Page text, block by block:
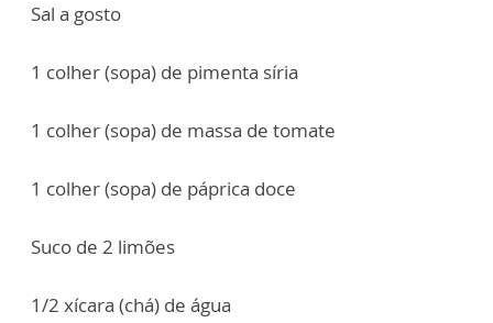
Sal a gosto
1 colher (sopa) de pimenta síria
1 colher (sopa) de massa de tomate
1 colher (sopa) de páprica doce
Suco de 2 limões
1/2 xícara (chá) de água